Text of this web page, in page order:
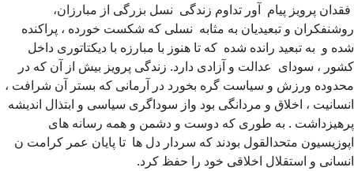
فقدان پرویز پیام آور تداوم زندگی نسل بزرگی از مبارزان،
روشنفکران و تبعیدیان به مثابه نسلی که شکست خورده ، پراکنده
شده و به تبعید رانده شده که تا هنوز با مبارزه با دیکتاتوری داخل
کشور ، سودای عدالت و آزادی دارد. زندگی پرویز بیش از آن که در
محدوده ورزش و سیاست گره بخورد در آرمانی که بستر آن شرافت ،
انسانیت ، اخلاق و مردانگی بود واز سوداگری سیاسی و ابتذال اندیشه
پرهیزداشت . به طوری که دوست و دشمن و همه رسانه های
اپوزیسیون متحدالقول بودند که سردار دل ها تا پایان عمر کرامت ن
انسانی و استقلال اخلاقی خود را حفظ کرد.